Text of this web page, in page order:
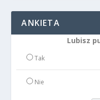
ANKIETA
Lubisz
Tak
Nie